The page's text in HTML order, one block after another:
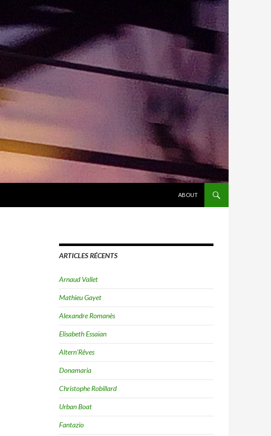
ABOUT
ARTICLES RÉCENTS
Arnaud Vallet
Mathieu Gayet
Alexandre Romanès
Elisabeth Essaïan
Altern’Rêves
Donamaria
Christophe Robillard
Urban Boat
Fantazio